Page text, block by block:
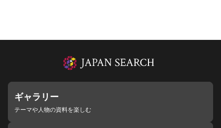
ギャラリー
テーマや人物の資料を楽しむ